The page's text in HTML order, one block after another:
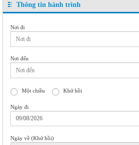
Thông tin hành trình
Nơi đi
Nơi đến
Một chiều Khứ hồi
Ngày đi
Ngày về (Khứ hồi)